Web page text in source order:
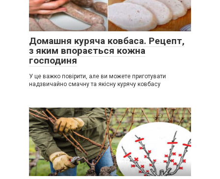
Домашня куряча ковбаса. Рецепт,
з яким впорається кожна
господиня
У це важко повірити, але ви можете приготувати
надзвичайно смачну та якісну курячу ковбасу